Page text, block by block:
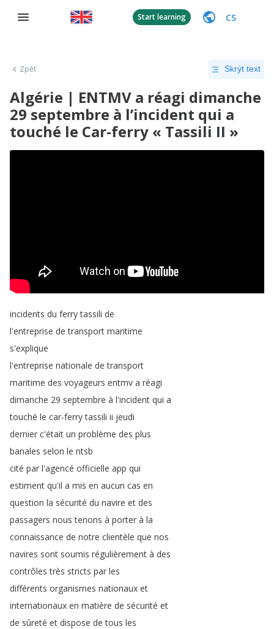
Start learning CS
Zpět Skrýt text
Algérie | ENTMV a réagi dimanche
29 septembre à l’incident qui a
touché le Car-ferry « Tassili II »
incidents du ferry tassili de
l'entreprise de transport maritime
s'explique
l'entreprise nationale de transport
maritime des voyageurs entmv a réagi
dimanche 29 septembre à l'incident qui a
touché le car-ferry tassili ii jeudi
dernier c'était un problème des plus
banales selon le ntsb
cité par l'agencé officielle app qui
estiment qu'il a mis en aucun cas en
question la sécurité du navire et des
passagers nous tenons à porter à la
connaissance de notre clientèle que nos
navires sont soumis régulièrement à des
contrôles très stricts par les
différents organismes nationaux et
internationaux en matière de sécurité et
de sûreté et dispose de tous les